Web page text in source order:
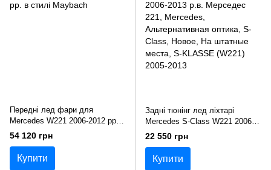
Передні лед фари для
Mercedes W221 2006-2012 рр. в
стилі Maybach
54 120 грн
Купити
Задні тюнінг лед ліхтарі
Mercedes S-Class W221 2006-
2013 р.в. Мерседес 221
22 550 грн
Купити